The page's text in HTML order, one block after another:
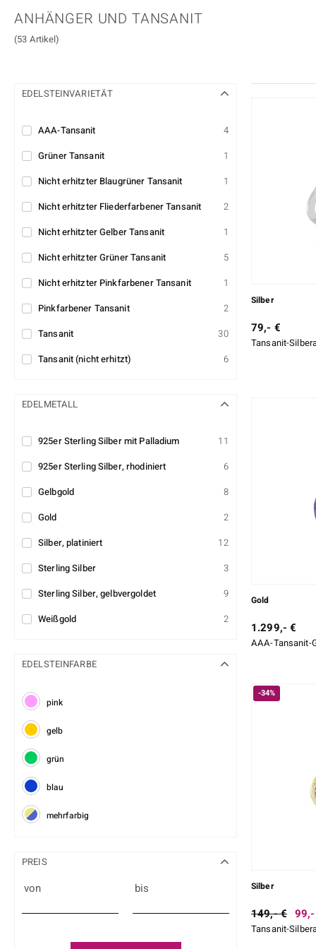
Herrenringe
Accessoires & Zubehör
Alle Kategorien
Clusterdesign
Jade
Edelsteine nach Farbe
Rot
Lila
Alle Edelsteine
Collectors Edition
Custodana
ANHÄNGER UND TANSANIT
(53 Artikel)
EDELSTEINVARIETÄT
AAA-Tansanit
4
Grüner Tansanit
1
Nicht erhitzter Blaugrüner Tansanit
1
Nicht erhitzter Fliederfarbener Tansanit
2
Nicht erhitzter Gelber Tansanit
1
Nicht erhitzter Grüner Tansanit
5
Nicht erhitzter Pinkfarbener Tansanit
1
Pinkfarbener Tansanit
2
Tansanit
30
Tansanit (nicht erhitzt)
6
EDELMETALL
925er Sterling Silber mit Palladium
11
925er Sterling Silber, rhodiniert
6
Gelbgold
8
Gold
2
Silber, platiniert
12
Sterling Silber
3
Sterling Silber, gelbvergoldet
9
Weißgold
2
EDELSTEINFARBE
pink
gelb
grün
blau
mehrfarbig
PREIS
von bis
Silber
79,- €
Tansanit-
Gold
1.299,- €
AAA-Tansanit-
-34%
Silber
149,- €
Tansanit-